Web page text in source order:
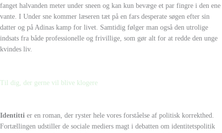
fanget halvanden meter under sneen og kan kun bevæge et par fingre i den ene
vante. I Under sne kommer læseren tæt på en fars desperate søgen efter sin
datter og på Adinas kamp for livet. Samtidig følger man også den utrolige
indsats fra både professionelle og frivillige, som gør alt for at redde den unge
kvindes liv.
Til dig, der gerne vil blive klogere
Identitti er en roman, der ryster hele vores forståelse af politisk korrekthed.
Fortællingen udstiller de sociale mediers magt i debatten om identitetspolitik